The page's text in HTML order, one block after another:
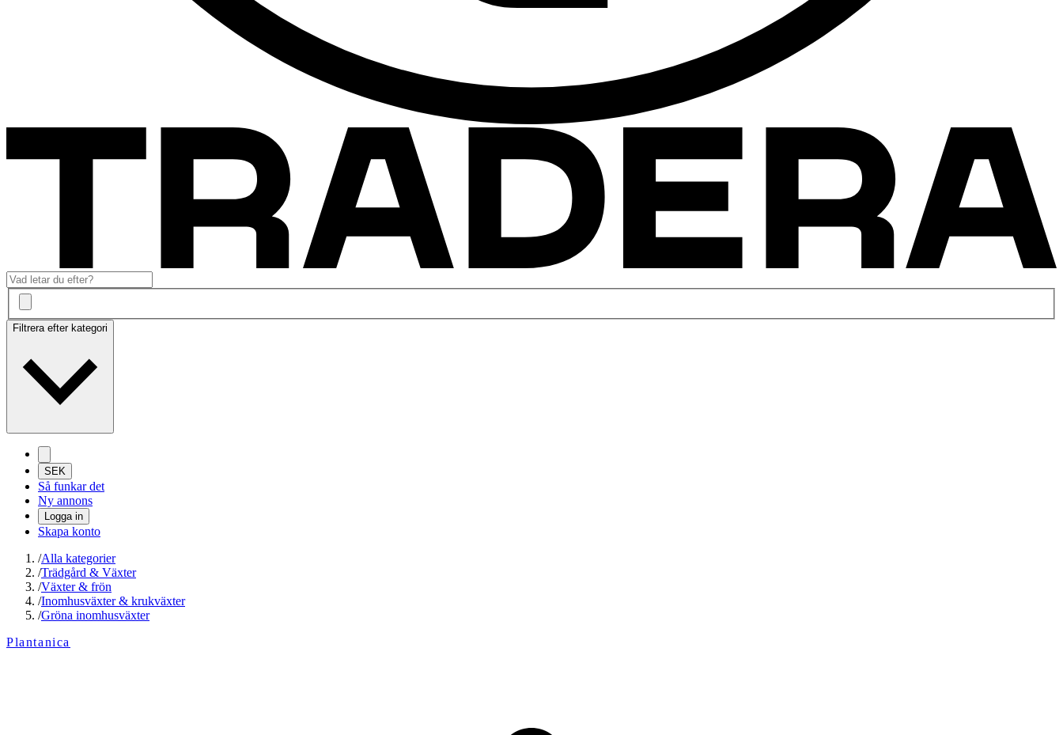
Filtrera efter kategori
SEK
Så funkar det
Ny annons
Logga in
Skapa konto
/Alla kategorier
/Trädgård & Växter
/Växter & frön
/Inomhusväxter & krukväxter
/Gröna inomhusväxter
Plantanica